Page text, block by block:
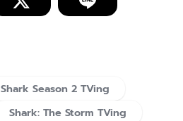
Shark Season 2 TVing
Shark: The Storm TVing